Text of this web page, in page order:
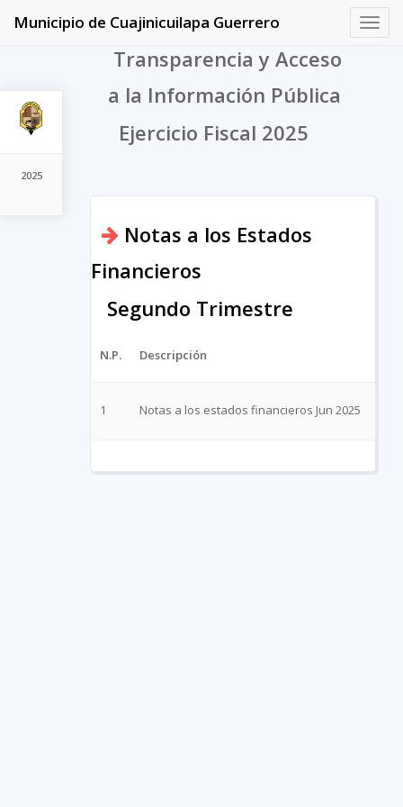
2025
Municipio de Cuajinicuilapa Guerrero
Transparencia y Acceso
a la Información Pública
Ejercicio Fiscal 2025
Notas a los Estados
Financieros
Segundo Trimestre
N.P. Descripción
1 Notas a los estados financieros Jun 2025